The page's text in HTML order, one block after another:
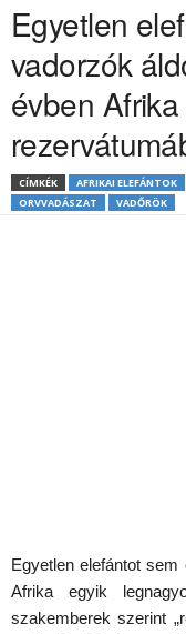
Egyetlen
vadorzók
évben
CÍMKÉK AFRIKAI ELEFÁNTOK
ORVVADÁSZAT
VADŐRÖK
Egyetlen elefántot
Afrika egyik
szakemberek szerint